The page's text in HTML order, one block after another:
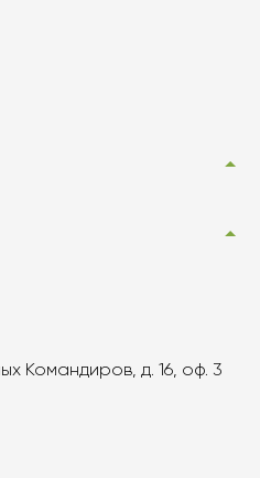
Командиров, д. 16, оф. 3